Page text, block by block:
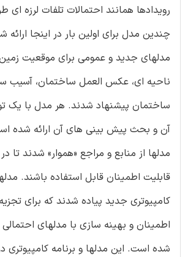
رویدادها همانند احتمالات تلفات لرزه
چندین مدل برای اولین بار در اینجا
مدلهای جدید و عمومی برای موقعیت زمین
ناحیه ای، عکس العمل ساختمان، آسیب
ساختمان پیشنهاد شدند. هر مدل با یک
آن و بحث پیش بینی های آن ارائه شده
مدلها از منابع و مراجع «هموار» شدند تا
قابلیت اطمینان قابل استفاده باشند.
کامپیوتری جدید پیاده شدند که برای
اطمینان و بهینه سازی با مدلهای
شده است. این مدلها و برنامه کامپیوتری